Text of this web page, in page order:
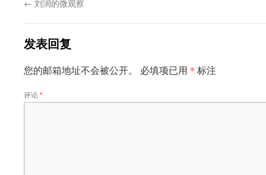
← 刘润的微观察
发表回复
您的邮箱地址不会被公开。 必填项已用 * 标注
评论*